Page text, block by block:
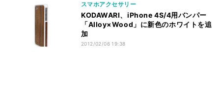
スマホアクセサリー
KODAWARI、iPhone 4S/4用バンパー
「Alloy×Wood」に新色のホワイトを追
加
2012/02/06 19:38